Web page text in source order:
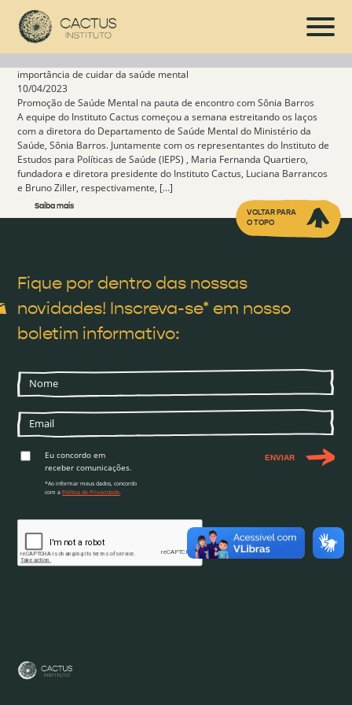
importância de cuidar da saúde mental
10/04/2023
Promoção de Saúde Mental na pauta de encontro com Sônia Barros
A equipe do Instituto Cactus começou a semana estreitando os laços
com a diretora do Departamento de Saúde Mental do Ministério da
Saúde, Sônia Barros. Juntamente com os representantes do Instituto de
Estudos para Políticas de Saúde (IEPS) , Maria Fernanda Quartiero,
fundadora e diretora presidente do Instituto Cactus, Luciana Barrancos
e Bruno Ziller, respectivamente, […]
Saiba mais
VOLTAR PARA
O TOPO
Fique por dentro das nossas
novidades! Inscreva-se* em nosso
boletim informativo:
Eu concordo em
receber comunicações.
*Ao informar meus dados, concordo
com aPolítica de Privacidade.
ENVIAR